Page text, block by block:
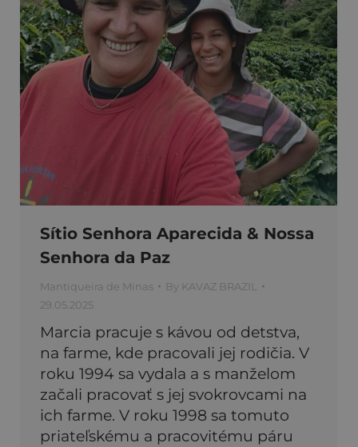
Sítio Senhora Aparecida & Nossa
Senhora da Paz
Mantiqueira de Minas By KAVAZ BRAZIL
29.05.2025
Marcia pracuje s kávou od detstva,
na farme, kde pracovali jej rodičia. V
roku 1994 sa vydala a s manželom
začali pracovať s jej svokrovcami na
ich farme. V roku 1998 sa tomuto
priateľskému a pracovitému páru